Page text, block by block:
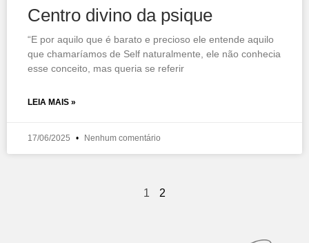
Centro divino da psique
“E por aquilo que é barato e precioso ele entende aquilo
que chamaríamos de Self naturalmente, ele não conhecia
esse conceito, mas queria se referir
LEIA MAIS »
17/06/2025 Nenhum comentário
1 2